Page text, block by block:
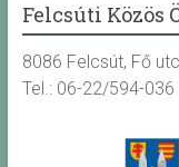
Felcsúti Közös
8086 Felcsút, Fő
Tel.: 06-22/594-036